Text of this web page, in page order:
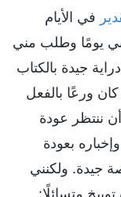
في الأيام
يومًا وطلب مني
جيدة بالكتاب
ورعًا بالفعل
ننتظر عودة
بعودة
جيدة. ولكنني
متسائلًا: